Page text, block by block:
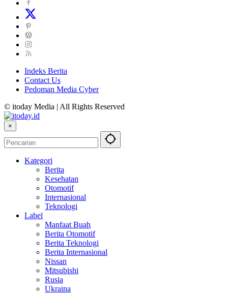
Indeks Berita
Contact Us
Pedoman Media Cyber
© itoday Media | All Rights Reserved
×
Kategori
Berita
Kesehatan
Otomotif
Internasional
Teknologi
Label
Manfaat Buah
Berita Otomotif
Berita Teknologi
Berita Internasional
Nissan
Mitsubishi
Rusia
Ukraina